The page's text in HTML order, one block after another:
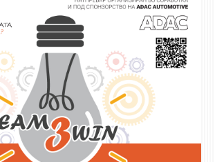
ЈАВЕН КАРАКТЕР